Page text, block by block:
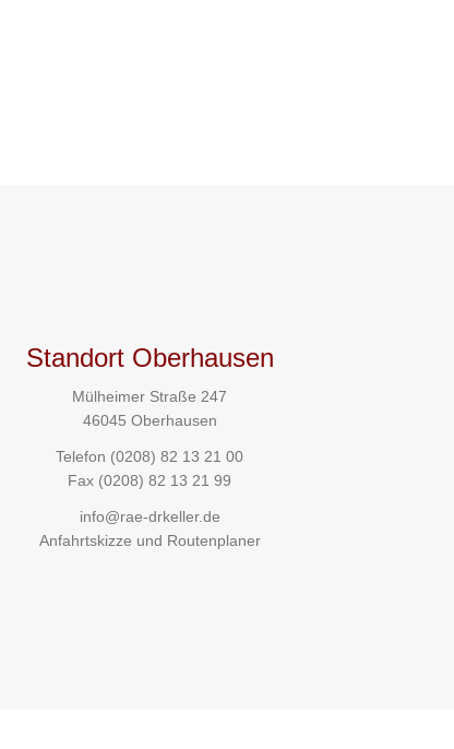
Standort Oberhausen
Mülheimer Straße 247
46045 Oberhausen
Telefon (0208) 82 13 21 00
Fax (0208) 82 13 21 99
info@rae-drkeller.de
Anfahrtskizze und Routenplaner